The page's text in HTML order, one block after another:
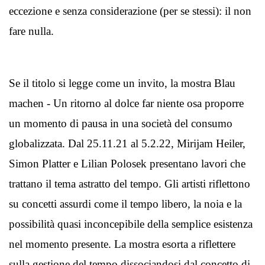
eccezione e senza considerazione (per se stessi): il non
fare nulla.
Se il titolo si legge come un invito, la mostra Blau
machen - Un ritorno al dolce far niente osa proporre
un momento di pausa in una società del consumo
globalizzata. Dal 25.11.21 al 5.2.22, Mirijam Heiler,
Simon Platter e Lilian Polosek presentano lavori che
trattano il tema astratto del tempo. Gli artisti riflettono
su concetti assurdi come il tempo libero, la noia e la
possibilità quasi inconcepibile della semplice esistenza
nel momento presente. La mostra esorta a riflettere